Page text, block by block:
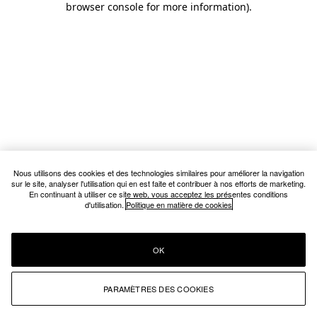
browser console for more information).
Nous utilisons des cookies et des technologies similaires pour améliorer la navigation
sur le site, analyser l'utilisation qui en est faite et contribuer à nos efforts de marketing.
En continuant à utiliser ce site web, vous acceptez les présentes conditions
d'utilisation. Politique en matière de cookies
PARAMÈTRES DES COOKIES
OK